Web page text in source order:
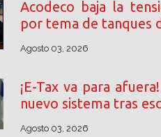
Acodeco baja la
por tema de tanques
Agosto 03, 2026
¡E-Tax va para
nuevo sistema tras
Agosto 03, 2026